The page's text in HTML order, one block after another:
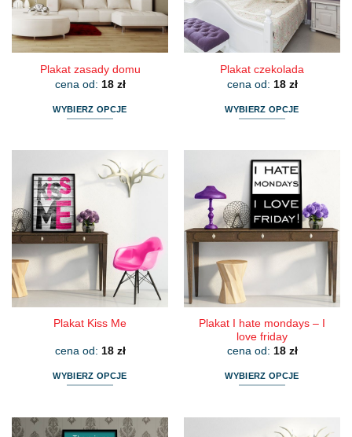
na
stronie
produktu
na
stronie
produktu
Plakat zasady domu
cena od: 18 zł
WYBIERZ OPCJE
wiele
wariantów.
Opcje
można
wybrać
na
stronie
produktu
Plakat czekolada
cena od: 18 zł
WYBIERZ OPCJE
ma
wiele
wariantów.
Opcje
można
wybrać
produktu
Plakat Kiss Me
cena od: 18 zł
WYBIERZ OPCJE
ma
Plakat I hate mondays – I
love friday
cena od: 18 zł
WYBIERZ OPCJE